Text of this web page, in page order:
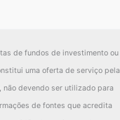
de fundos de investimento ou
uma oferta de serviço pela
devendo ser utilizado para
de fontes que acredita